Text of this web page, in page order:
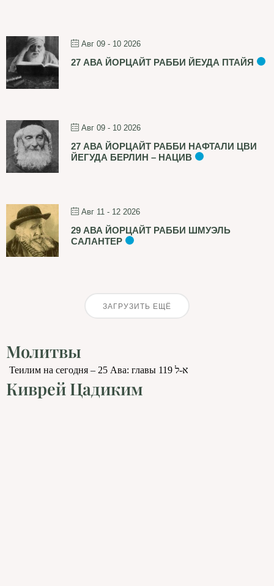
Авг 09 - 10 2026
27 АВА ЙОРЦАЙТ РАББИ ЙЕУДА ПТАЙЯ
Авг 09 - 10 2026
27 АВА ЙОРЦАЙТ РАББИ НАФТАЛИ ЦВИ
ЙЕГУДА БЕРЛИН – НАЦИВ
Авг 11 - 12 2026
29 АВА ЙОРЦАЙТ РАББИ ШМУЭЛЬ
САЛАНТЕР
ЗАГРУЗИТЬ ЕЩЁ
Молитвы
Теилим на сегодня – 25 Ава: главы 119 א-ל
Киврей Цадиким